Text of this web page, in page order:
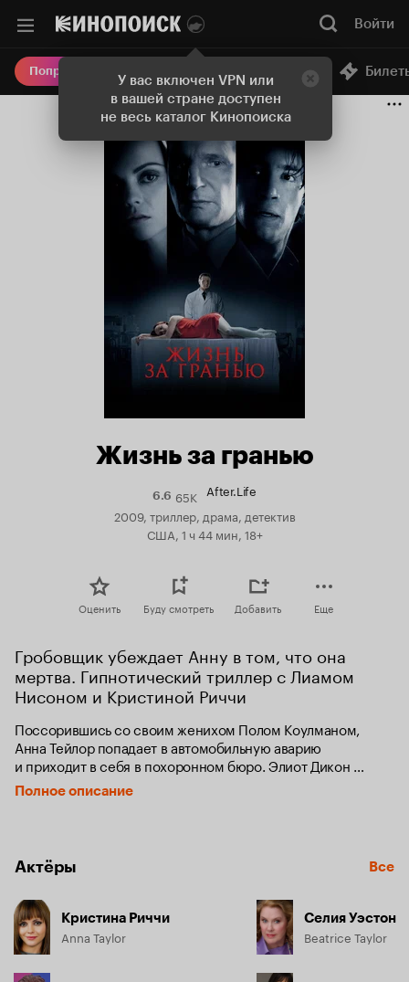
У вас включен VPN или
в вашей стране доступен
не весь каталог Кинопоиска
Войти
Попробовать Плюс Онлайн-кинотеатр
Жизнь за гранью
6.6Рейтинг
65K After.Life
2009, триллер, драма, детектив
США, 1 ч 44 мин, 18+
Оценить Буду смотреть Добавить Еще
Гробовщик убеждает Анну в том, что она
мертва. Гипнотический триллер с Лиамом
Нисоном и Кристиной Риччи
Поссорившись со своим женихом Полом Коулманом,
Анна Тейлор попадает в автомобильную аварию
и приходит в себя в похоронном бюро. Элиот Дикон
уверяет Анну, что та мертва, а ему необходимо
подготовить тело к церемонии погребения. Элиот
отхода в иной мир. Однако мисс Тейлор не верит ему,
полагая, что по-прежнему жива.
Полное описание
Актёры Все
Кристина Риччи
Anna Taylor
Селия Уэстон
Beatrice Taylor